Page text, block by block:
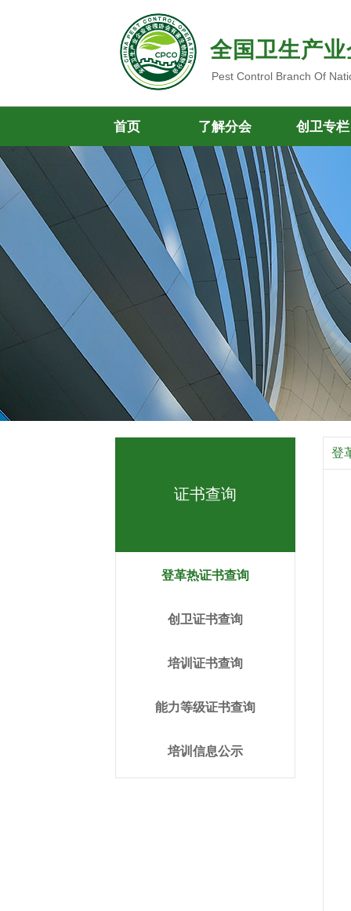
全国卫生产
Pest Control Branch Of
首页 了解分会 创卫专栏
证书查询
登革热证书查询
创卫证书查询
培训证书查询
能力等级证书查询
培训信息公示
登